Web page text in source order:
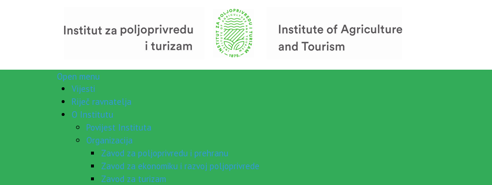
Open menu
Vijesti
Riječ ravnatelja
O Institutu
Povijest Instituta
Organizacija
Zavod za poljoprivredu i prehranu
Zavod za ekonomiku i razvoj poljoprivrede
Zavod za turizam